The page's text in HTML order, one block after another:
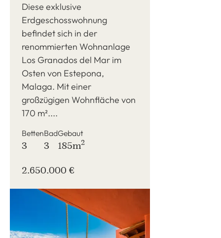
Estepona
Diese exklusive
Erdgeschosswohnung
befindet sich in der
renommierten Wohnanlage
Los Granados del Mar im
Osten von Estepona,
Malaga. Mit einer
großzügigen Wohnfläche von
170 m²....
Betten
3
Bad
3
Gebaut
185m2
2.650.000 €